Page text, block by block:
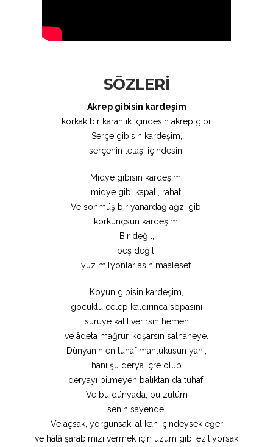
SÖZLERİ
Akrep gibisin kardeşim
korkak bir karanlık içindesin akrep gibi.
Serçe gibisin kardeşim,
serçenin telaşı içindesin.
Midye gibisin kardeşim,
midye gibi kapalı, rahat.
Ve sönmüş bir yanardağ ağzı gibi
korkunçsun kardeşim.
Bir değil,
beş değil,
yüz milyonlarlasın maalesef.
Koyun gibisin kardeşim,
gocuklu celep kaldırınca sopasını
sürüye katılıverirsin hemen
ve âdeta mağrur, koşarsın salhaneye.
Dünyanın en tuhaf mahlukusun yani,
hani şu derya içre olup
deryayı bilmeyen balıktan da tuhaf.
Ve bu dünyada, bu zulüm
senin sayende.
Ve açsak, yorgunsak, al kan içindeysek eğer
ve hâlâ şarabımızı vermek için üzüm gibi eziliyorsak